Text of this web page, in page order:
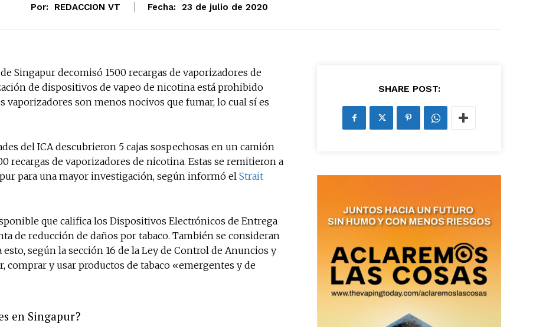
noticias
Suscríbete a nuestro boletín diario y recibe todas las
noticias del vapeo y la reducción de daños en tu correo
Subscribe to our daily clipping and receive all the news
of vaping and tobacco harm reduction in your email.
Por: REDACCION VT Fecha: 23 de julio de 2020
Singapur decomisó 1500 recargas de vaporizadores de
de dispositivos de vapeo de nicotina está prohibido
vaporizadores son menos nocivos que fumar, lo cual sí es
del ICA descubrieron 5 cajas sospechosas en un camión
recargas de vaporizadores de nicotina. Estas se remitieron a
para una mayor investigación, según informó el Strait
que califica los Dispositivos Electrónicos de Entrega
de reducción de daños por tabaco. También se consideran
esto, según la sección 16 de la Ley de Control de Anuncios y
comprar y usar productos de tabaco «emergentes y de
en Singapur?
SHARE POST: